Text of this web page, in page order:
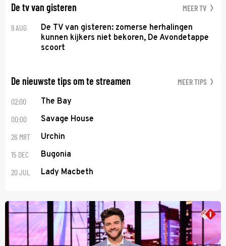
De tv van gisteren MEER TV
9 AUG
De TV van gisteren: zomerse herhalingen
kunnen kijkers niet bekoren, De Avondetappe
scoort
De nieuwste tips om te streamen MEER TIPS
02:00 The Bay
00:00 Savage House
26 MRT Urchin
15 DEC Bugonia
20 JUL Lady Macbeth